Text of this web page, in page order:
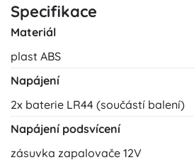
Specifikace
Materiál
plast ABS
Napájení
2x baterie LR44 (součástí balení)
Napájení podsvícení
zásuvka zapalovače 12V